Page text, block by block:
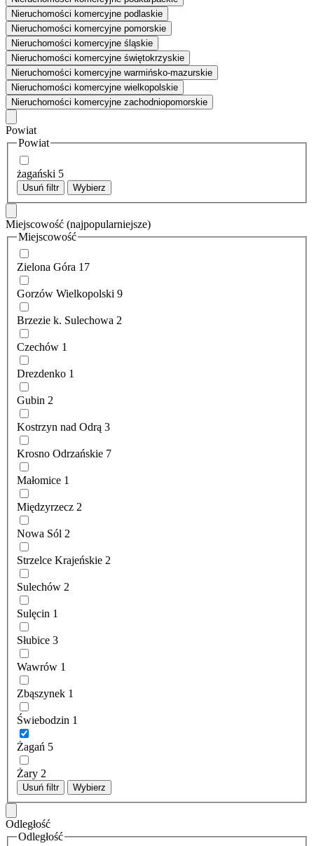
Nieruchomości komercyjne podlaskie
Nieruchomości komercyjne pomorskie
Nieruchomości komercyjne śląskie
Nieruchomości komercyjne świętokrzyskie
Nieruchomości komercyjne warmińsko-mazurskie
Nieruchomości komercyjne wielkopolskie
Nieruchomości komercyjne zachodniopomorskie
Powiat
Powiat
żagański 5
Usuń filtr Wybierz
Miejscowość (najpopularniejsze)
Miejscowość
Zielona Góra 17
Gorzów Wielkopolski 9
Brzezie k. Sulechowa 2
Czechów 1
Drezdenko 1
Gubin 2
Kostrzyn nad Odrą 3
Krosno Odrzańskie 7
Małomice 1
Międzyrzecz 2
Nowa Sól 2
Strzelce Krajeńskie 2
Sulechów 2
Sulęcin 1
Słubice 3
Wawrów 1
Zbąszynek 1
Świebodzin 1
Żagań 5
Żary 2
Usuń filtr Wybierz
Odległość
Odległość